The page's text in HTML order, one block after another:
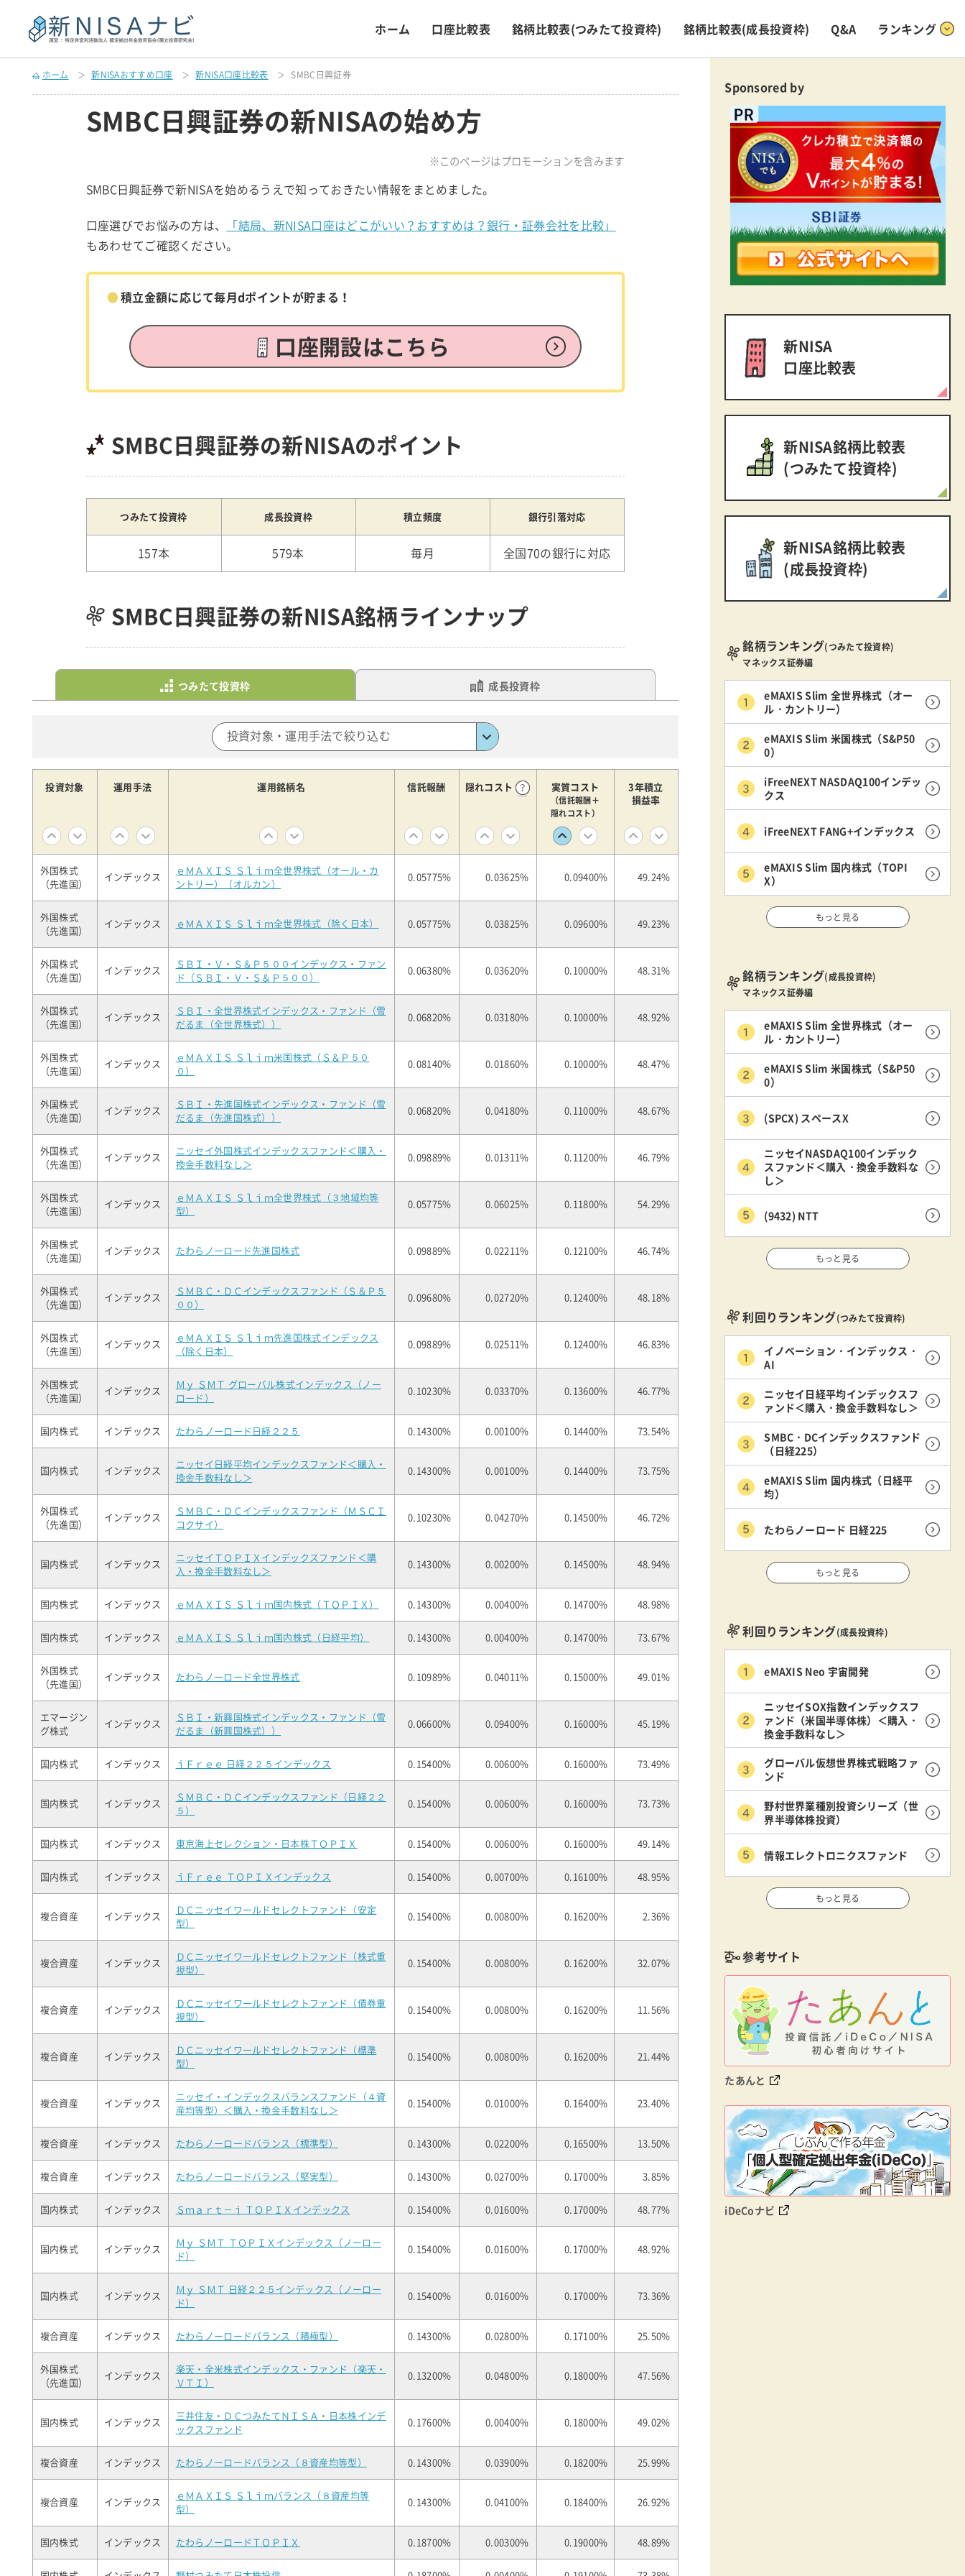
ホーム 口座比較表 銘柄比較表(つみたて投資枠) 銘柄比較表(成長投資枠) Q&A ランキング
ホーム 新NISAおすすめ口座 新NISA口座比較表 SMBC日興証券
SMBC日興証券の新NISAの始め方
※このページはプロモーションを含みます
SMBC日興証券で新NISAを始めるうえで知っておきたい情報をまとめました。
口座選びでお悩みの方は、
「結局、新NISA口座はどこがいい？おすすめは？銀行・証券会社を比較」
もあわせてご確認ください。
積立金額に応じて毎月dポイントが貯まる！
口座開設はこちら
SMBC日興証券の新NISAのポイント
つみたて投資枠 成長投資枠 積立頻度 銀行引落対応
157本 579本 毎月 全国70の銀行に対応
SMBC日興証券の新NISA銘柄ラインナップ
つみたて投資枠 成長投資枠
投資対象・運用手法で絞り込む
投資対象 運用手法 運用銘柄名 信託報酬 隠れコスト 実質コスト
（信託報酬＋
隠れコスト）
3年積立
損益率
外国株式
（先進国）
インデックス
ｅＭＡＸＩＳ Ｓｌｉｍ全世界株式（オール・カ
ントリー）（オルカン）
0.05775% 0.03625% 0.09400% 49.24%
外国株式
（先進国）
インデックス ｅＭＡＸＩＳ Ｓｌｉｍ全世界株式（除く日本） 0.05775% 0.03825% 0.09600% 49.23%
外国株式
（先進国）
インデックス
ＳＢＩ・Ｖ・Ｓ＆Ｐ５００インデックス・ファン
ド（ＳＢＩ・Ｖ・Ｓ＆Ｐ５００）
0.06380% 0.03620% 0.10000% 48.31%
外国株式
（先進国）
インデックス
ＳＢＩ・全世界株式インデックス・ファンド（雪
だるま（全世界株式））
0.06820% 0.03180% 0.10000% 48.92%
外国株式
（先進国）
インデックス
ｅＭＡＸＩＳ Ｓｌｉｍ米国株式（Ｓ＆Ｐ５０
０）
0.08140% 0.01860% 0.10000% 48.47%
外国株式
（先進国）
インデックス
ＳＢＩ・先進国株式インデックス・ファンド（雪
だるま（先進国株式））
0.06820% 0.04180% 0.11000% 48.67%
外国株式
（先進国）
インデックス
ニッセイ外国株式インデックスファンド＜購入・
換金手数料なし＞
0.09889% 0.01311% 0.11200% 46.79%
外国株式
（先進国）
インデックス
ｅＭＡＸＩＳ Ｓｌｉｍ全世界株式（３地域均等
型）
0.05775% 0.06025% 0.11800% 54.29%
外国株式
（先進国）
インデックス たわらノーロード先進国株式 0.09889% 0.02211% 0.12100% 46.74%
外国株式
（先進国）
インデックス
ＳＭＢＣ・ＤＣインデックスファンド（Ｓ＆Ｐ５
００）
0.09680% 0.02720% 0.12400% 48.18%
外国株式
（先進国）
インデックス
ｅＭＡＸＩＳ Ｓｌｉｍ先進国株式インデックス
（除く日本）
0.09889% 0.02511% 0.12400% 46.83%
外国株式
（先進国）
インデックス
Ｍｙ ＳＭＴ グローバル株式インデックス（ノー
ロード）
0.10230% 0.03370% 0.13600% 46.77%
国内株式 インデックス たわらノーロード日経２２５ 0.14300% 0.00100% 0.14400% 73.54%
国内株式 インデックス
ニッセイ日経平均インデックスファンド＜購入・
換金手数料なし＞
0.14300% 0.00100% 0.14400% 73.75%
外国株式
（先進国）
インデックス
ＳＭＢＣ・ＤＣインデックスファンド（ＭＳＣＩ
コクサイ）
0.10230% 0.04270% 0.14500% 46.72%
国内株式 インデックス
ニッセイＴＯＰＩＸインデックスファンド＜購
入・換金手数料なし＞
0.14300% 0.00200% 0.14500% 48.94%
国内株式 インデックス ｅＭＡＸＩＳ Ｓｌｉｍ国内株式（ＴＯＰＩＸ） 0.14300% 0.00400% 0.14700% 48.98%
国内株式 インデックス ｅＭＡＸＩＳ Ｓｌｉｍ国内株式（日経平均） 0.14300% 0.00400% 0.14700% 73.67%
外国株式
（先進国）
インデックス たわらノーロード全世界株式 0.10989% 0.04011% 0.15000% 49.01%
エマージン
グ株式
インデックス
ＳＢＩ・新興国株式インデックス・ファンド（雪
だるま（新興国株式））
0.06600% 0.09400% 0.16000% 45.19%
国内株式 インデックス ｉＦｒｅｅ 日経２２５インデックス 0.15400% 0.00600% 0.16000% 73.49%
国内株式 インデックス
ＳＭＢＣ・ＤＣインデックスファンド（日経２２
５）
0.15400% 0.00600% 0.16000% 73.73%
国内株式 インデックス 東京海上セレクション・日本株ＴＯＰＩＸ 0.15400% 0.00600% 0.16000% 49.14%
国内株式 インデックス ｉＦｒｅｅ ＴＯＰＩＸインデックス 0.15400% 0.00700% 0.16100% 48.95%
複合資産 インデックス
ＤＣニッセイワールドセレクトファンド（安定
型）
0.15400% 0.00800% 0.16200% 2.36%
複合資産 インデックス
ＤＣニッセイワールドセレクトファンド（株式重
視型）
0.15400% 0.00800% 0.16200% 32.07%
複合資産 インデックス
ＤＣニッセイワールドセレクトファンド（債券重
視型）
0.15400% 0.00800% 0.16200% 11.56%
複合資産 インデックス
ＤＣニッセイワールドセレクトファンド（標準
型）
0.15400% 0.00800% 0.16200% 21.44%
複合資産 インデックス
ニッセイ・インデックスバランスファンド（４資
産均等型）＜購入・換金手数料なし＞
0.15400% 0.01000% 0.16400% 23.40%
複合資産 インデックス たわらノーロードバランス（標準型） 0.14300% 0.02200% 0.16500% 13.50%
複合資産 インデックス たわらノーロードバランス（堅実型） 0.14300% 0.02700% 0.17000% 3.85%
国内株式 インデックス Ｓｍａｒｔ－ｉ ＴＯＰＩＸインデックス 0.15400% 0.01600% 0.17000% 48.77%
国内株式 インデックス
Ｍｙ ＳＭＴ ＴＯＰＩＸインデックス（ノーロー
ド）
0.15400% 0.01600% 0.17000% 48.92%
国内株式 インデックス
Ｍｙ ＳＭＴ 日経２２５インデックス（ノーロー
ド）
0.15400% 0.01600% 0.17000% 73.36%
複合資産 インデックス たわらノーロードバランス（積極型） 0.14300% 0.02800% 0.17100% 25.50%
外国株式
（先進国）
インデックス
楽天・全米株式インデックス・ファンド（楽天・
ＶＴＩ）
0.13200% 0.04800% 0.18000% 47.56%
国内株式 インデックス
三井住友・ＤＣつみたてＮＩＳＡ・日本株インデ
ックスファンド
0.17600% 0.00400% 0.18000% 49.02%
複合資産 インデックス たわらノーロードバランス（８資産均等型） 0.14300% 0.03900% 0.18200% 25.99%
複合資産 インデックス
ｅＭＡＸＩＳ Ｓｌｉｍバランス（８資産均等
型）
0.14300% 0.04100% 0.18400% 26.92%
国内株式 インデックス たわらノーロードＴＯＰＩＸ 0.18700% 0.00300% 0.19000% 48.89%
Sponsored by
新NISA
口座比較表
新NISA銘柄比較表
(つみたて投資枠)
新NISA銘柄比較表
(成長投資枠)
銘柄ランキング(つみたて投資枠)
マネックス証券編
eMAXIS Slim 全世界株式（オー
ル・カントリー）
eMAXIS Slim 米国株式（S&P50
0）
iFreeNEXT NASDAQ100インデッ
クス
iFreeNEXT FANG+インデックス
eMAXIS Slim 国内株式（TOPI
X）
もっと見る
銘柄ランキング(成長投資枠)
マネックス証券編
eMAXIS Slim 全世界株式（オー
ル・カントリー）
eMAXIS Slim 米国株式（S&P50
0）
(SPCX) スペースX
ニッセイNASDAQ100インデック
スファンド＜購入・換金手数料な
し＞
(9432) NTT
もっと見る
利回りランキング(つみたて投資枠)
イノベーション・インデックス・
AI
ニッセイ日経平均インデックスフ
ァンド＜購入・換金手数料なし＞
SMBC・DCインデックスファンド
（日経225）
eMAXIS Slim 国内株式（日経平
均）
たわらノーロード 日経225
もっと見る
利回りランキング(成長投資枠)
eMAXIS Neo 宇宙開発
ニッセイSOX指数インデックスフ
ァンド（米国半導体株）＜購入・
換金手数料なし＞
グローバル仮想世界株式戦略ファ
ンド
野村世界業種別投資シリーズ（世
界半導体株投資）
情報エレクトロニクスファンド
もっと見る
参考サイト
たあんと
iDeCoナビ